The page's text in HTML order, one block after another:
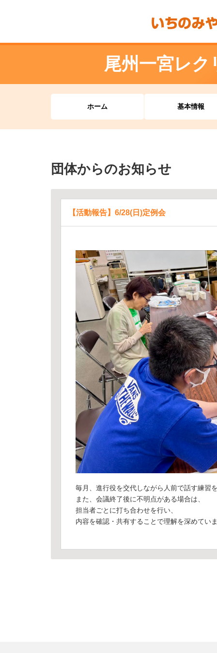
尾州一宮レ
ホーム 基本情報
団体からのお知らせ
【活動報告】6/28(日)定例会
毎月、進行役を交代しながら人前で話す練習
また、会議終了後に不明点がある場合は、
担当者ごとに打ち合わせを行い、
内容を確認・共有することで理解を深めてい